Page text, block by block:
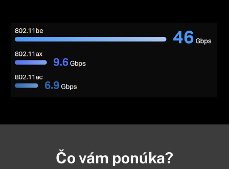
Čo vám ponúka?